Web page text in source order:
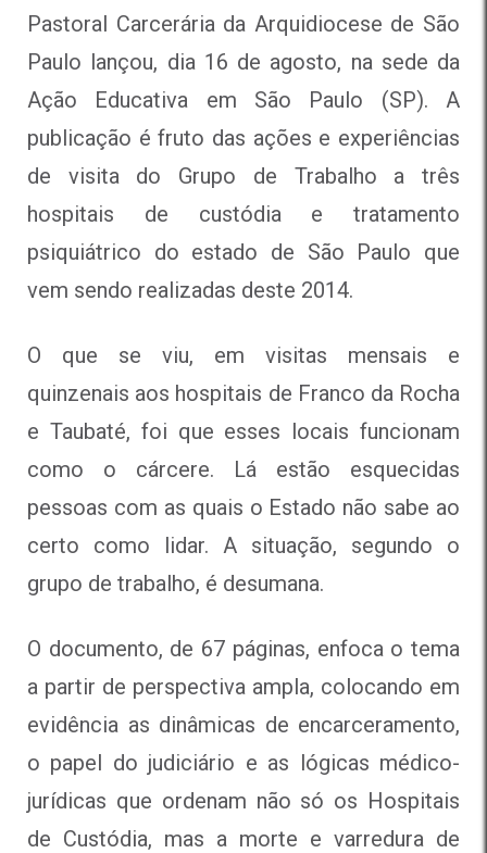
Pastoral Carcerária da Arquidiocese de São
Paulo lançou, dia 16 de agosto, na sede da
Ação Educativa em São Paulo (SP). A
publicação é fruto das ações e experiências
de visita do Grupo de Trabalho a três
hospitais de custódia e tratamento
psiquiátrico do estado de São Paulo que
vem sendo realizadas deste 2014.
O que se viu, em visitas mensais e
quinzenais aos hospitais de Franco da Rocha
e Taubaté, foi que esses locais funcionam
como o cárcere. Lá estão esquecidas
pessoas com as quais o Estado não sabe ao
certo como lidar. A situação, segundo o
grupo de trabalho, é desumana.
O documento, de 67 páginas, enfoca o tema
a partir de perspectiva ampla, colocando em
evidência as dinâmicas de encarceramento,
o papel do judiciário e as lógicas médico-
jurídicas que ordenam não só os Hospitais
de Custódia, mas a morte e varredura de